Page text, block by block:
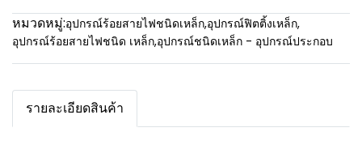
หมวดหมู่:อุปกรณ์ร้อยสายไฟชนิดเหล็ก,อุปกรณ์ฟิตติ้งเหล็ก,
อุปกรณ์ร้อยสายไฟชนิด เหล็ก,อุปกรณ์ชนิดเหล็ก - อุปกรณ์ประกอบ
รายละเอียดสินค้า